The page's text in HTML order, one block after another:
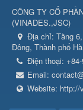
CÔNG TY CỔ
(VINADES.,JSC)
Địa chỉ: Tầng
Đông, Thành phố
Điện thoại:
Email:
Website: http://